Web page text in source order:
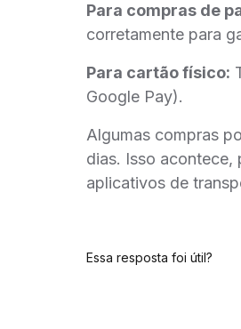
Para compras de
corretamente para
Para cartão físico:
Google Pay).
Algumas compras
dias. Isso acontece,
aplicativos de
Essa resposta foi útil?